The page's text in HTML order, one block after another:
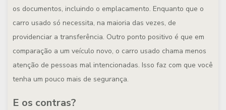
os documentos, incluindo o emplacamento. Enquanto que o
carro usado só necessita, na maioria das vezes, de
providenciar a transferência. Outro ponto positivo é que em
comparação a um veículo novo, o carro usado chama menos
atenção de pessoas mal intencionadas. Isso faz com que você
tenha um pouco mais de segurança.
E os contras?